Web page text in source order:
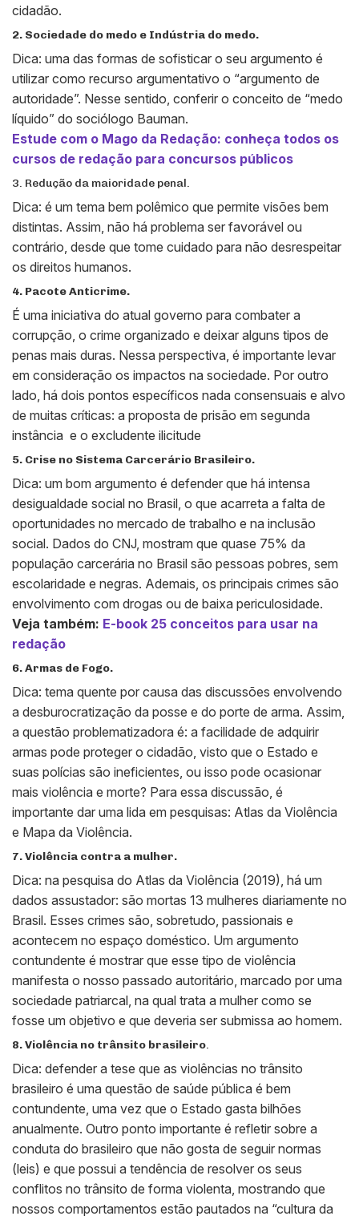
cidadão.
2. Sociedade do medo e Indústria do medo.
Dica: uma das formas de sofisticar o seu argumento é
utilizar como recurso argumentativo o “argumento de
autoridade”. Nesse sentido, conferir o conceito de “medo
líquido” do sociólogo Bauman.
Estude com o Mago da Redação: conheça todos os
cursos de redação para concursos públicos
3. Redução da maioridade penal.
Dica: é um tema bem polêmico que permite visões bem
distintas. Assim, não há problema ser favorável ou
contrário, desde que tome cuidado para não desrespeitar
os direitos humanos.
4. Pacote Anticrime.
É uma iniciativa do atual governo para combater a
corrupção, o crime organizado e deixar alguns tipos de
penas mais duras. Nessa perspectiva, é importante levar
em consideração os impactos na sociedade. Por outro
lado, há dois pontos específicos nada consensuais e alvo
de muitas críticas: a proposta de prisão em segunda
instância e o excludente ilicitude
5. Crise no Sistema Carcerário Brasileiro.
Dica: um bom argumento é defender que há intensa
desigualdade social no Brasil, o que acarreta a falta de
oportunidades no mercado de trabalho e na inclusão
social. Dados do CNJ, mostram que quase 75% da
população carcerária no Brasil são pessoas pobres, sem
escolaridade e negras. Ademais, os principais crimes são
envolvimento com drogas ou de baixa periculosidade.
Veja também: E-book 25 conceitos para usar na
redação
6. Armas de Fogo.
Dica: tema quente por causa das discussões envolvendo
a desburocratização da posse e do porte de arma. Assim,
a questão problematizadora é: a facilidade de adquirir
armas pode proteger o cidadão, visto que o Estado e
suas polícias são ineficientes, ou isso pode ocasionar
mais violência e morte? Para essa discussão, é
importante dar uma lida em pesquisas: Atlas da Violência
e Mapa da Violência.
7. Violência contra a mulher.
Dica: na pesquisa do Atlas da Violência (2019), há um
dados assustador: são mortas 13 mulheres diariamente no
Brasil. Esses crimes são, sobretudo, passionais e
acontecem no espaço doméstico. Um argumento
contundente é mostrar que esse tipo de violência
manifesta o nosso passado autoritário, marcado por uma
sociedade patriarcal, na qual trata a mulher como se
fosse um objetivo e que deveria ser submissa ao homem.
8. Violência no trânsito brasileiro.
Dica: defender a tese que as violências no trânsito
brasileiro é uma questão de saúde pública é bem
contundente, uma vez que o Estado gasta bilhões
anualmente. Outro ponto importante é refletir sobre a
conduta do brasileiro que não gosta de seguir normas
(leis) e que possui a tendência de resolver os seus
conflitos no trânsito de forma violenta, mostrando que
nossos comportamentos estão pautados na “cultura da